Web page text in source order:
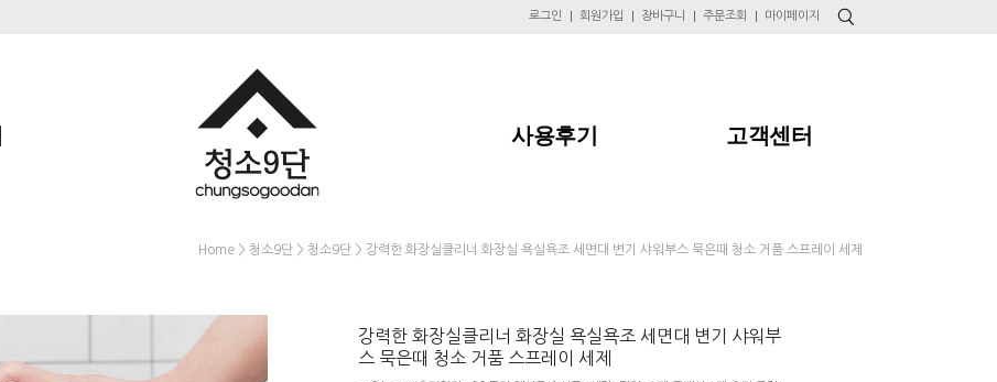
로그인 회원가입 장바구니 주문조회 마이페이지
사용후기 고객센터
Home > 청소9단 > 청소9단 > 강력한 화장실클리너 화장실 욕실욕조 세면대 변기 샤워부스 묵은때 청소 거품 스프레이 세제
강력한 화장실클리너 화장실 욕실욕조 세면대 변기 샤워부
스 묵은때 청소 거품 스프레이 세제